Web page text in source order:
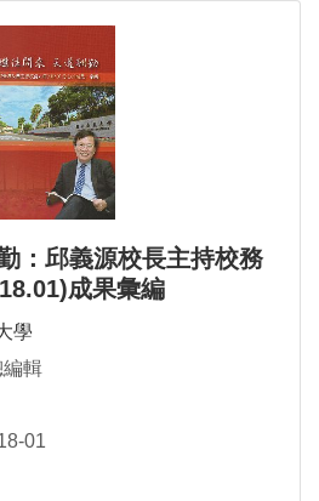
：邱義源校長主持校務
成果彙編
學
輯
01